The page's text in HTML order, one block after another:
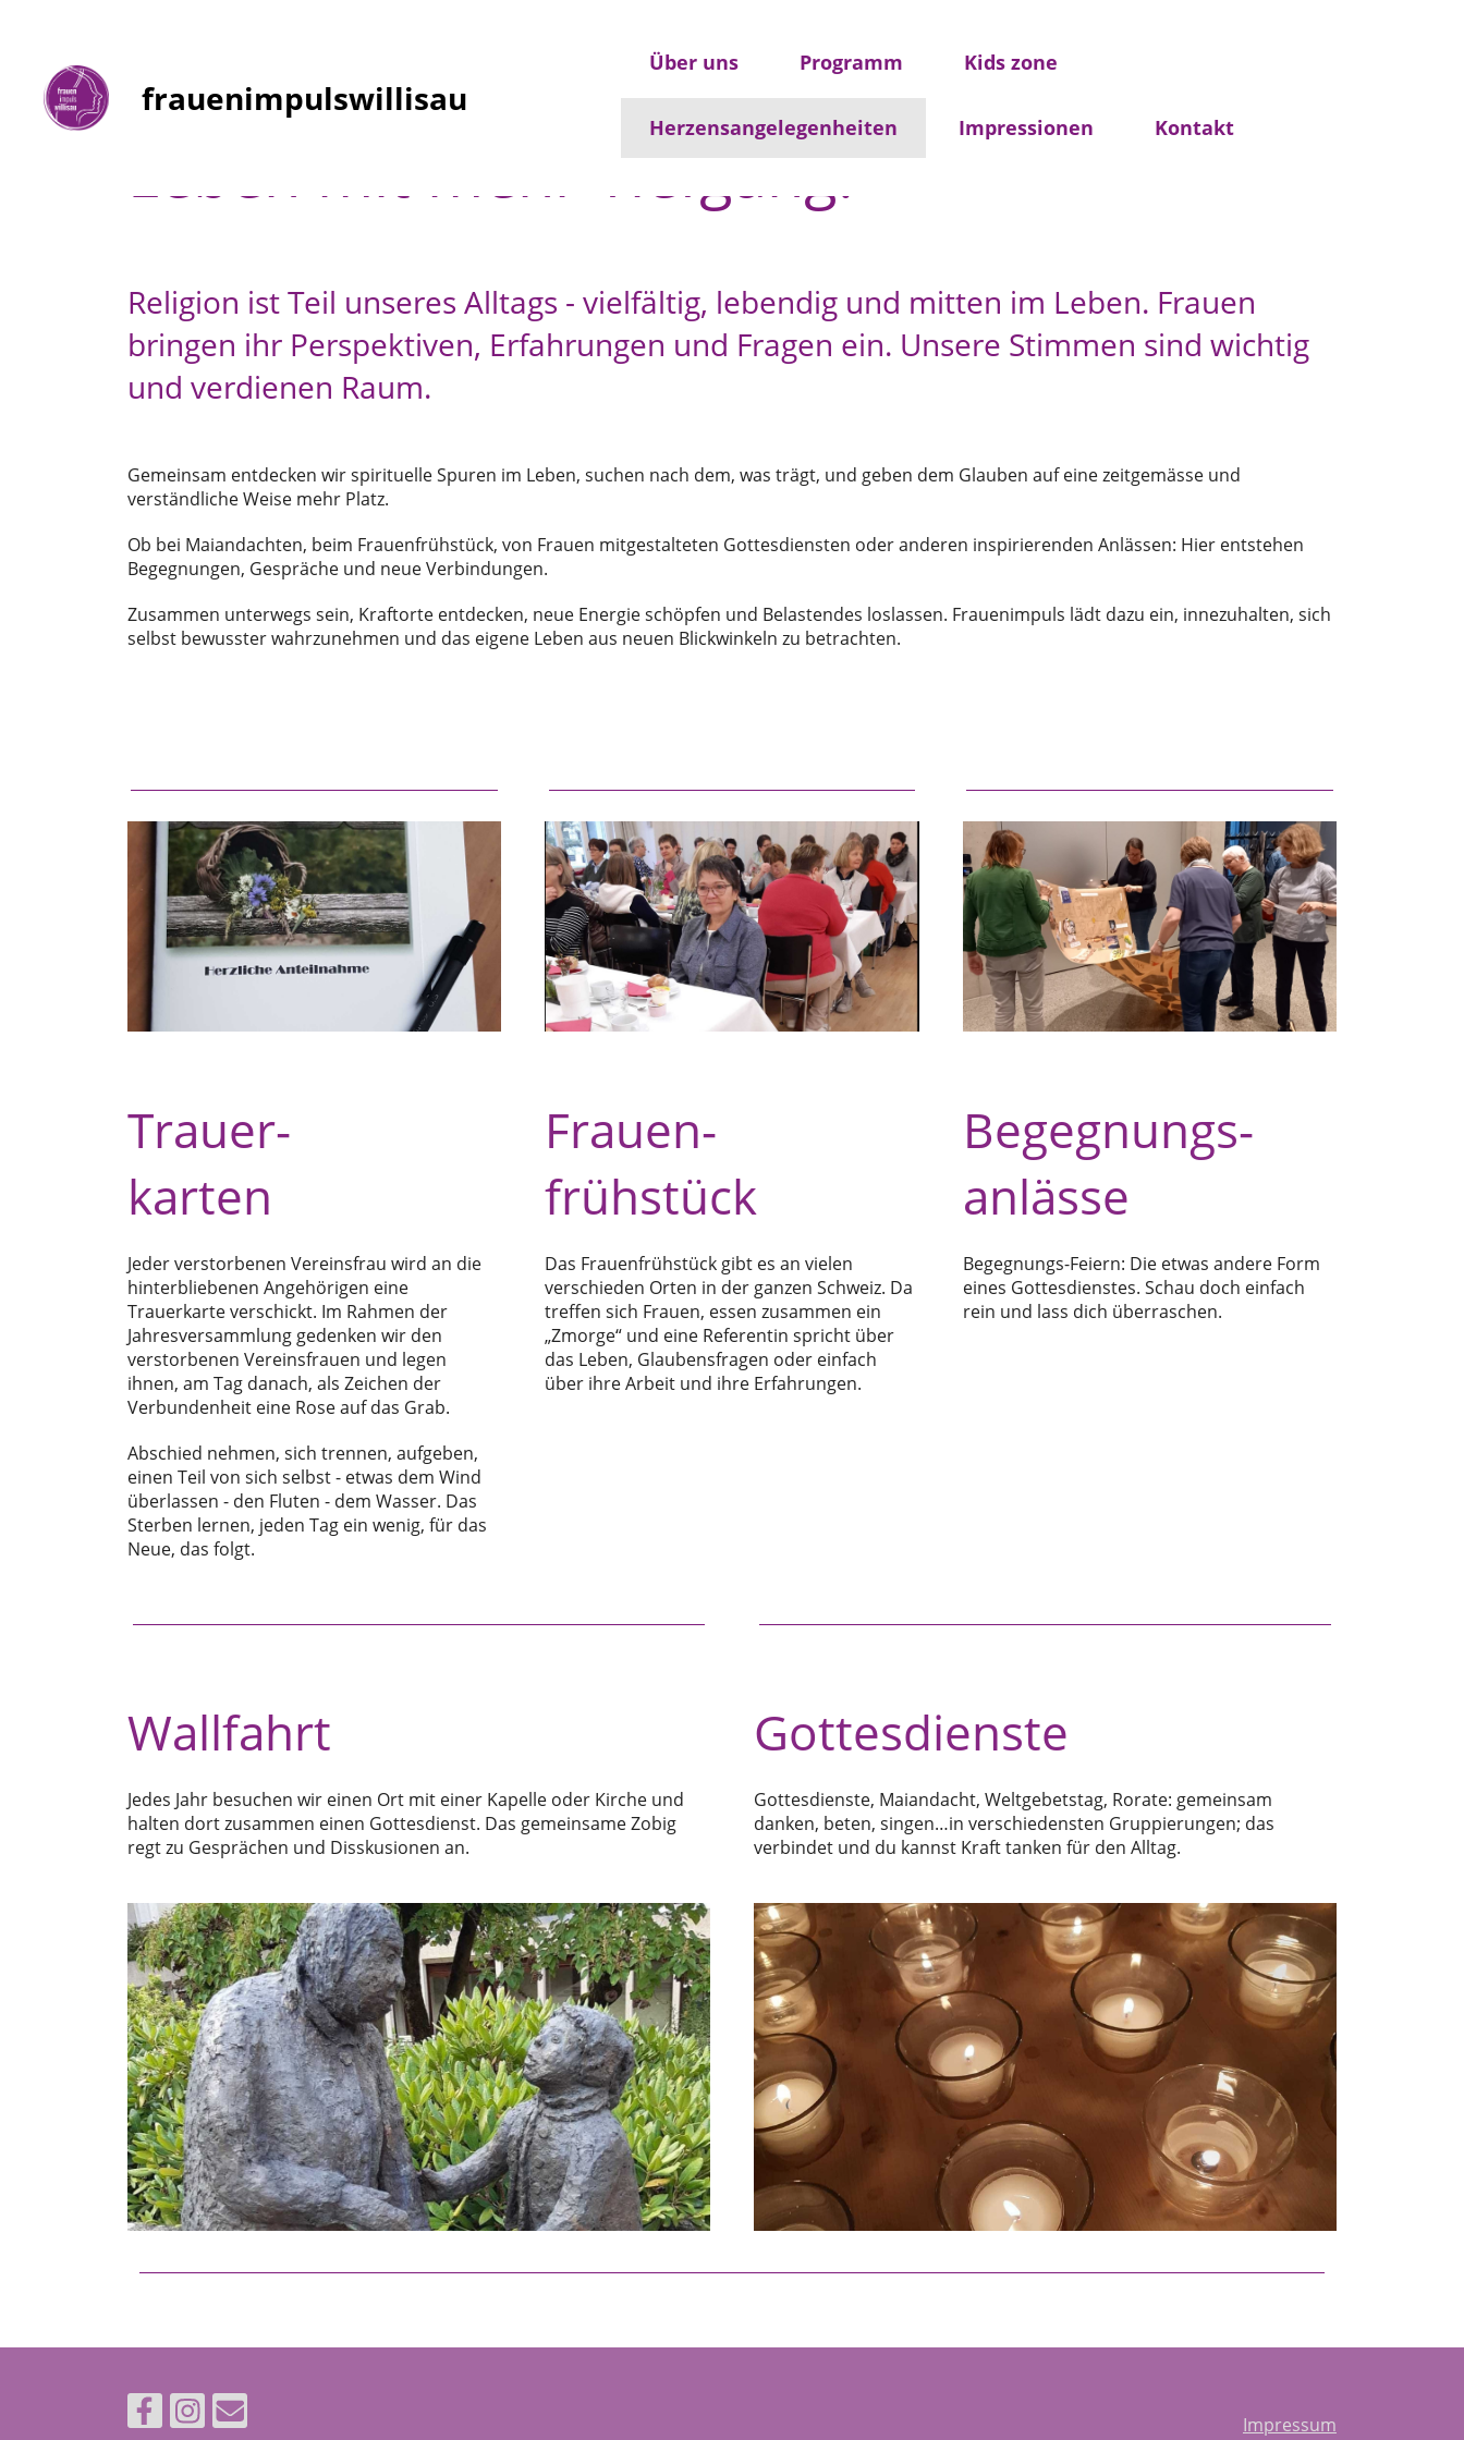
Über uns Programm Kids zone
Herzensangelegenheiten Impressionen Kontakt
frauenimpulswillisau
Leben mit mehr Tiefgang!
Religion ist Teil unseres Alltags - vielfältig, lebendig und mitten im Leben. Frauen
bringen ihr Perspektiven, Erfahrungen und Fragen ein. Unsere Stimmen sind wichtig
und verdienen Raum.
Gemeinsam entdecken wir spirituelle Spuren im Leben, suchen nach dem, was trägt, und geben dem Glauben auf eine zeitgemässe und
verständliche Weise mehr Platz.
Ob bei Maiandachten, beim Frauenfrühstück, von Frauen mitgestalteten Gottesdiensten oder anderen inspirierenden Anlässen: Hier entstehen
Begegnungen, Gespräche und neue Verbindungen.
Zusammen unterwegs sein, Kraftorte entdecken, neue Energie schöpfen und Belastendes loslassen. Frauenimpuls lädt dazu ein, innezuhalten, sich
selbst bewusster wahrzunehmen und das eigene Leben aus neuen Blickwinkeln zu betrachten.
Trauer-
karten
Jeder verstorbenen Vereinsfrau wird an die
hinterbliebenen Angehörigen eine
Trauerkarte verschickt. Im Rahmen der
Jahresversammlung gedenken wir den
verstorbenen Vereinsfrauen und legen
ihnen, am Tag danach, als Zeichen der
Verbundenheit eine Rose auf das Grab.
Abschied nehmen, sich trennen, aufgeben,
einen Teil von sich selbst - etwas dem Wind
überlassen - den Fluten - dem Wasser. Das
Sterben lernen, jeden Tag ein wenig, für das
Neue, das folgt.
Frauen-
frühstück
Das Frauenfrühstück gibt es an vielen
verschieden Orten in der ganzen Schweiz. Da
treffen sich Frauen, essen zusammen ein
„Zmorge“ und eine Referentin spricht über
das Leben, Glaubensfragen oder einfach
über ihre Arbeit und ihre Erfahrungen.
Begegnungs-
anlässe
Begegnungs-Feiern: Die etwas andere Form
eines Gottesdienstes. Schau doch einfach
rein und lass dich überraschen.
Wallfahrt
Jedes Jahr besuchen wir einen Ort mit einer Kapelle oder Kirche und
halten dort zusammen einen Gottesdienst. Das gemeinsame Zobig
regt zu Gesprächen und Disskusionen an.
Gottesdienste
Gottesdienste, Maiandacht, Weltgebetstag, Rorate: gemeinsam
danken, beten, singen…in verschiedensten Gruppierungen; das
verbindet und du kannst Kraft tanken für den Alltag.
Impressum